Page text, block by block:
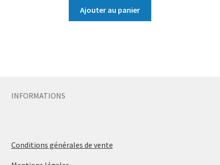
Ajouter au panier
INFORMATIONS
Conditions générales de vente